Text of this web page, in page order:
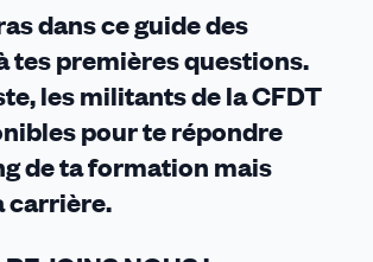
dans ce guide des
tes premières questions.
les militants de la CFDT
pour te répondre
de ta formation mais
carrière.